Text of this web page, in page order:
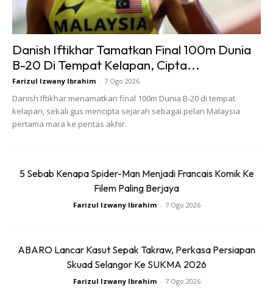
Danish Iftikhar Tamatkan Final 100m Dunia
B-20 Di Tempat Kelapan, Cipta...
Farizul Izwany Ibrahim - 7 Ogo 2026
Danish Iftikhar menamatkan final 100m Dunia B-20 di tempat
kelapan, sekali gus mencipta sejarah sebagai pelari Malaysia
pertama mara ke pentas akhir.
5 Sebab Kenapa Spider-Man Menjadi Francais Komik Ke
Filem Paling Berjaya
Farizul Izwany Ibrahim - 7 Ogo 2026
ABARO Lancar Kasut Sepak Takraw, Perkasa Persiapan
Skuad Selangor Ke SUKMA 2026
Farizul Izwany Ibrahim - 7 Ogo 2026